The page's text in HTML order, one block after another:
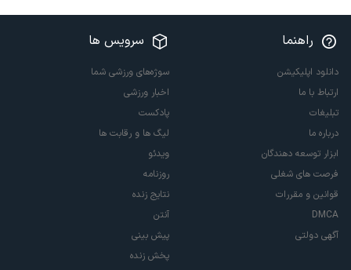
کنید
شروع کن!
راهنما
دانلود اپلیکیشن
ارتباط با ما
تبلیغات
درباره ما
ابزار توسعه دهندگان
فرصت های شغلی
قوانین و مقررات
DMCA
آگهی دولتی
سرویس ها
سوژه‌های ورزشی شما
اخبار ورزشی
پادکست
لیگ ها و رقابت ها
ویدئو
روزنامه
نتایج زنده
آنتن
پیش بینی
پخش زنده